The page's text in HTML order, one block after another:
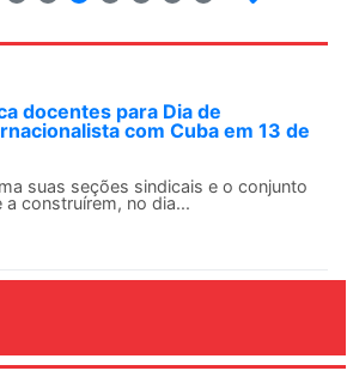
docentes para Dia de
com Cuba em 13 de
suas seções sindicais e o conjunto
construírem, no dia...